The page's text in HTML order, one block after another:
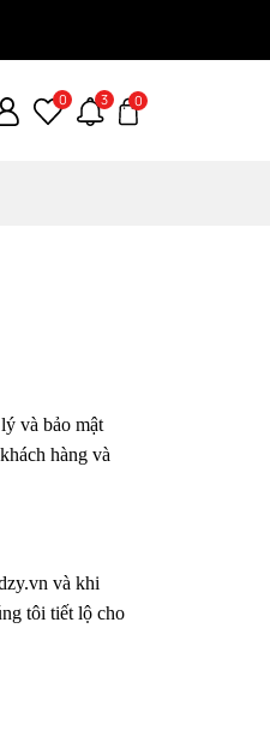
0 3 0
và bảo mật
hàng và
và khi
tôi tiết lộ cho